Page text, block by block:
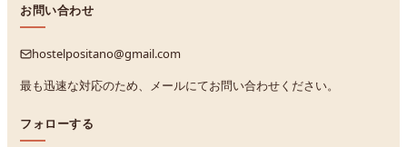
お問い合わせ
hostelpositano@gmail.com
最も迅速な対応のため、メールにてお問い合わせください。
フォローする